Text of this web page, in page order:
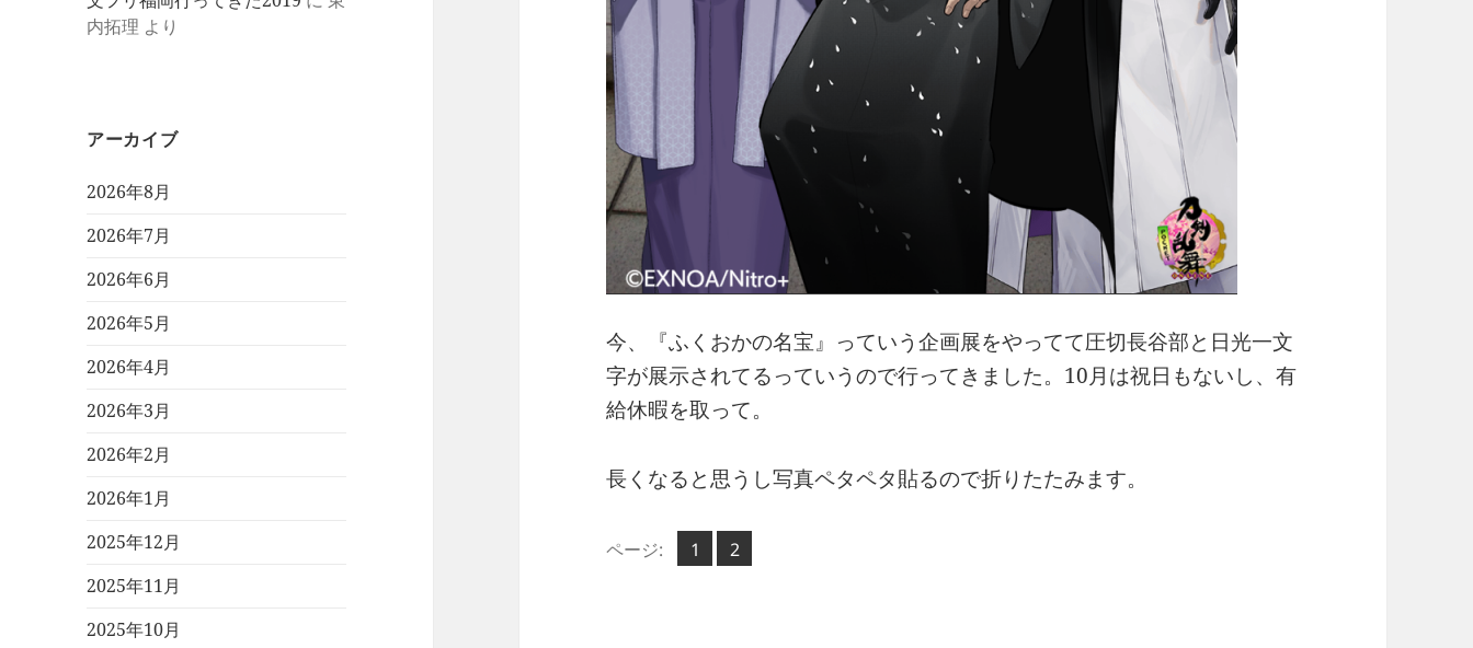
内拓理 より
アーカイブ
2026年8月
2026年7月
2026年6月
2026年5月
2026年4月
2026年3月
2026年2月
2026年1月
2025年12月
2025年11月
2025年10月
今、『ふくおかの名宝』っていう企画展をやってて圧切長谷部と日光一文
字が展示されてるっていうので行ってきました。10月は祝日もないし、有
給休暇を取って。
長くなると思うし写真ペタペタ貼るので折りたたみます。
ページ:
ペ
1 ,
ペ
2